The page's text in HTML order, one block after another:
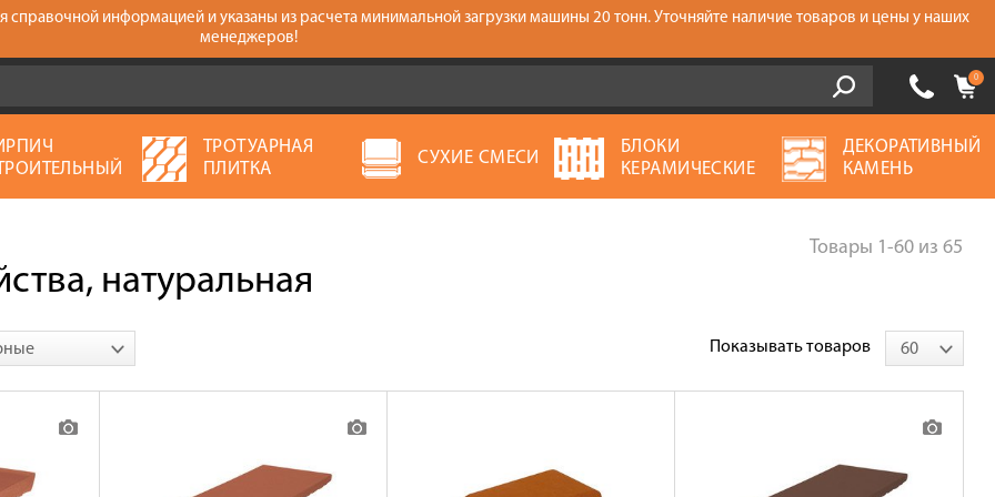
справочной информацией и указаны из расчета минимальной загрузки машины 20 тонн. Уточняйте наличие товаров и цены у наших
менеджеров!
0
ТРОТУАРНАЯ
ПЛИТКА
СУХИЕ СМЕСИ
БЛОКИ
КЕРАМИЧЕСКИЕ
ДЕКОРАТИВНЫЙ
КАМЕНЬ
натуральная
Товары 1-60из 65
Показывать товаров 60